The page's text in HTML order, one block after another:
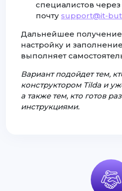
специалистов
почту support@it-
Дальнейшее получение
настройку и
выполняет
Вариант подойдет тем,
конструктором Tilda и
а также тем, кто готов
инструкциями.